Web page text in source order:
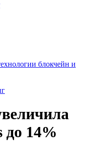
блокчейн и
14%